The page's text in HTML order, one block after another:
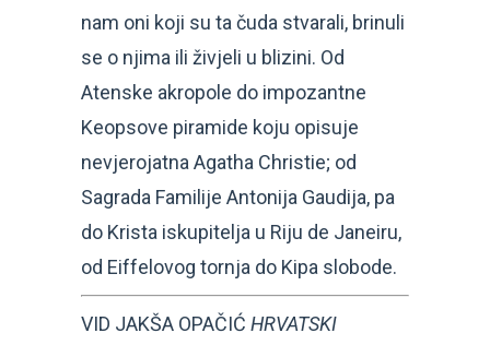
nam oni koji su ta čuda stvarali, brinuli
se o njima ili živjeli u blizini. Od
Atenske akropole do impozantne
Keopsove piramide koju opisuje
nevjerojatna Agatha Christie; od
Sagrada Familije Antonija Gaudija, pa
do Krista iskupitelja u Riju de Janeiru,
od Eiffelovog tornja do Kipa slobode.
VID JAKŠA OPAČIĆ HRVATSKI